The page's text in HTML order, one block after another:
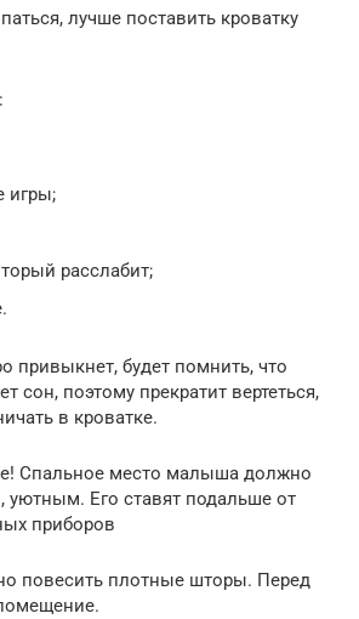
лучше поставить кроватку
игры;
расслабит;
привыкнет, будет помнить, что
сон, поэтому прекратит вертеться,
в кроватке.
Спальное место малыша должно
Его ставят подальше от
приборов
повесить плотные шторы. Перед